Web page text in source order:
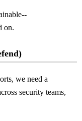
on.
we need a
security teams,